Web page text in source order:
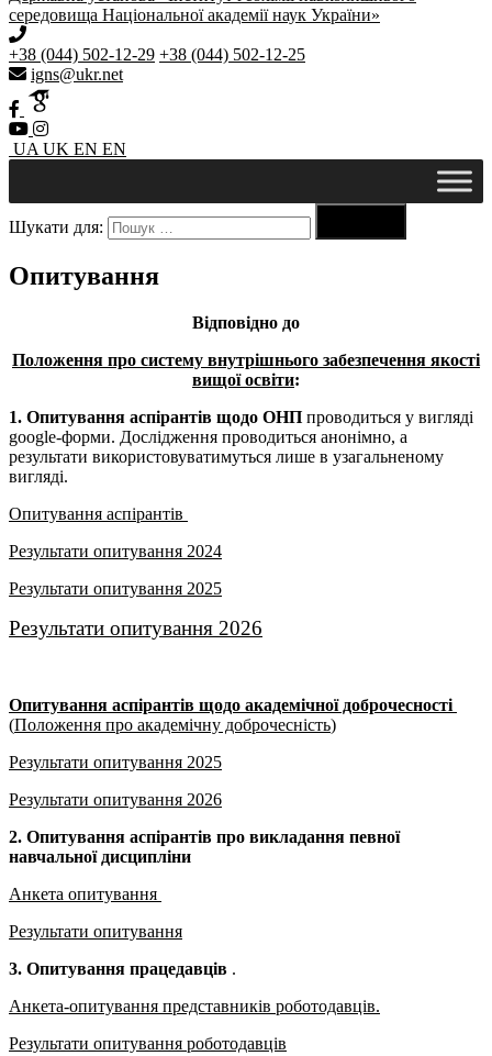
середовища Національної академії наук України»
+38 (044) 502-12-29 +38 (044) 502-12-25
igns@ukr.net
UA UK EN EN
Шукати для:
Опитування
Відповідно до
Положення про систему внутрішнього забезпечення якості
вищої освіти:
1. Опитування аспірантів щодо ОНП проводиться у вигляді
google-форми. Дослідження проводиться анонімно, а
результати використовуватимуться лише в узагальненому
вигляді.
Опитування аспірантів
Результати опитування 2024
Результати опитування 2025
Результати опитування 2026
Опитування аспірантів щодо академічної доброчесності
(Положення про академічну доброчесність)
Результати опитування 2025
Результати опитування 2026
2. Опитування аспірантів про викладання певної
навчальної дисципліни
Анкета опитування
Результати опитування
3. Опитування працедавців .
Анкета-опитування представників роботодавців.
Результати опитування роботодавців